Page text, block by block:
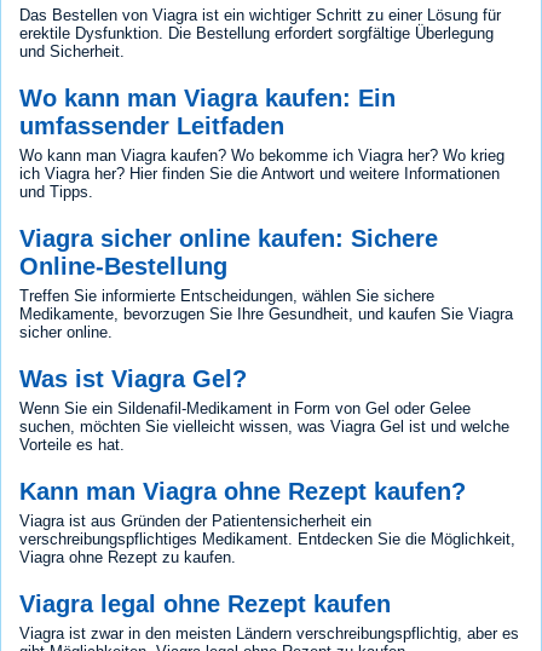
Das Bestellen von Viagra ist ein wichtiger Schritt zu einer Lösung für
erektile Dysfunktion. Die Bestellung erfordert sorgfältige Überlegung
und Sicherheit.
Wo kann man Viagra kaufen: Ein
umfassender Leitfaden
Wo kann man Viagra kaufen? Wo bekomme ich Viagra her? Wo krieg
ich Viagra her? Hier finden Sie die Antwort und weitere Informationen
und Tipps.
Viagra sicher online kaufen: Sichere
Online-Bestellung
Treffen Sie informierte Entscheidungen, wählen Sie sichere
Medikamente, bevorzugen Sie Ihre Gesundheit, und kaufen Sie Viagra
sicher online.
Was ist Viagra Gel?
Wenn Sie ein Sildenafil-Medikament in Form von Gel oder Gelee
suchen, möchten Sie vielleicht wissen, was Viagra Gel ist und welche
Vorteile es hat.
Kann man Viagra ohne Rezept kaufen?
Viagra ist aus Gründen der Patientensicherheit ein
verschreibungspflichtiges Medikament. Entdecken Sie die Möglichkeit,
Viagra ohne Rezept zu kaufen.
Viagra legal ohne Rezept kaufen
Viagra ist zwar in den meisten Ländern verschreibungspflichtig, aber es